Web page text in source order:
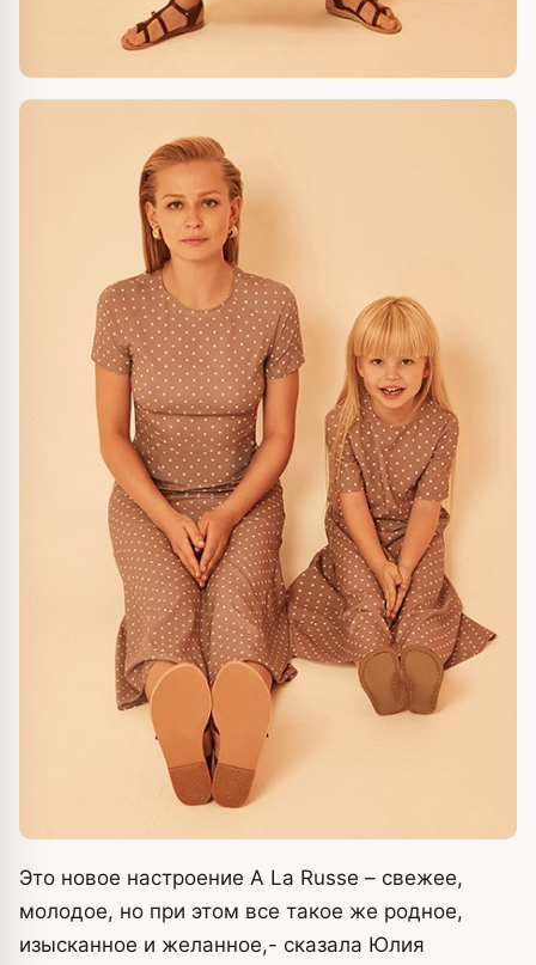
Это новое настроение A La Russe – свежее,
молодое, но при этом все такое же родное,
изысканное и желанное,- сказала Юлия